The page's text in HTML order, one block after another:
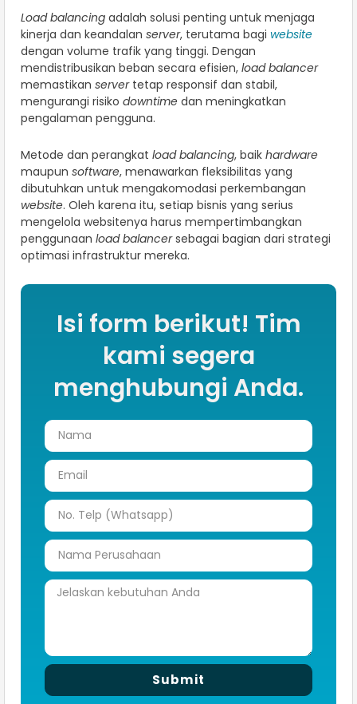
Load balancing adalah solusi penting untuk menjaga
kinerja dan keandalan server, terutama bagi website
dengan volume trafik yang tinggi. Dengan
mendistribusikan beban secara efisien, load balancer
memastikan servertetap responsif dan stabil,
mengurangi risiko downtime dan meningkatkan
pengalaman pengguna.
Metode dan perangkat load balancing, baik hardware
maupun software, menawarkan fleksibilitas yang
dibutuhkan untuk mengakomodasi perkembangan
website. Oleh karena itu, setiap bisnis yang serius
mengelola websitenya harus mempertimbangkan
penggunaan load balancersebagai bagian dari strategi
optimasi infrastruktur mereka.
Isi form berikut! Tim
kami segera
menghubungi Anda.
Submit